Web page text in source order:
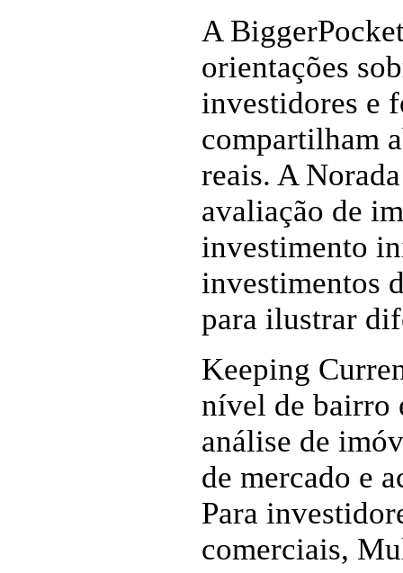
A
orientações
investidores e
compartilham
reais. A
avaliação de
investimento
investimentos
para ilustrar
Keeping
nível de bairro
análise de
de mercado e
Para
comerciais,